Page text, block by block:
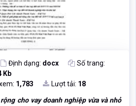
Định dạng: docx
Số trang:
Kb
1,783 Lượt tải: 18
cho vay doanh nghiệp vừa và nhỏ